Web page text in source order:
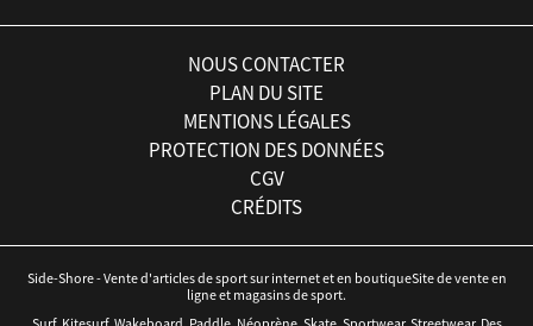
NOUS CONTACTER
PLAN DU SITE
MENTIONS LÉGALES
PROTECTION DES DONNÉES
CGV
CRÉDITS
Side-Shore - Vente d'articles de sport sur internet et en boutiqueSite de vente en
ligne et magasins de sport.